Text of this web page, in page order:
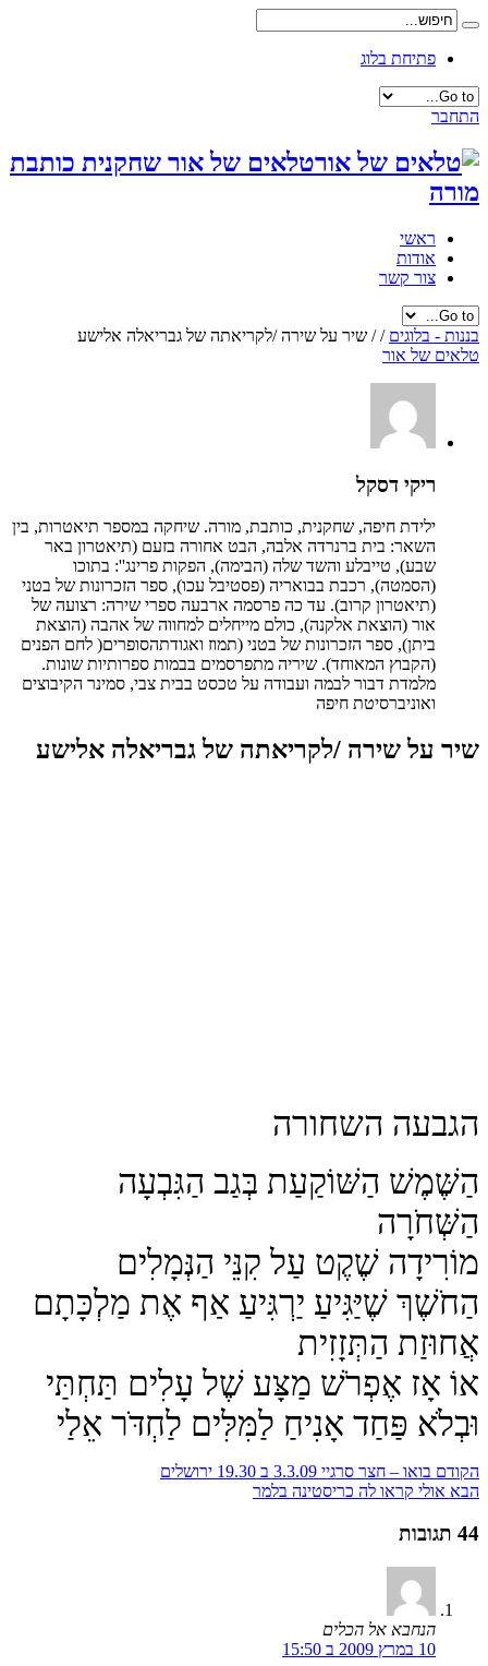
פתיחת בלוג
התחבר
טלאים של אור שחקנית כותבת
מורה
ראשי
אודות
צור קשר
בננות - בלוגים /
/ שיר על שירה /לקריאתה של גבריאלה אלישע
טלאים של אור
ריקי דסקל
ילידת חיפה, שחקנית, כותבת, מורה. שיחקה במספר תיאטרות, בין
השאר: בית ברנרדה אלבה, הבט אחורה בזעם (תיאטרון באר
שבע), טייבלע והשד שלה (הבימה), הפקות פרינג'': בתוכו
(הסמטה), רכבת בבואריה (פסטיבל עכו), ספר הזכרונות של בטני
(תיאטרון קרוב). עד כה פרסמה ארבעה ספרי שירה: רצועה של
אור (הוצאת אלקנה), כולם מייחלים למחווה של אהבה (הוצאת
ביתן), ספר הזכרונות של בטני (תמוז ואגודתהסופרים( לחם הפנים
(הקבוץ המאוחד). שיריה מתפרסמים בבמות ספרותיות שונות.
מלמדת דבור לבמה ועבודה על טכסט בבית צבי, סמינר הקיבוצים
ואוניברסיטת חיפה
שיר על שירה /לקריאתה של גבריאלה אלישע
הגבעה השחורה
הַשֶּׁמֶשׁ הַשּׁוֹקַעַת בְּגַב הַגִּבְעָה
הַשְּׁחֹרָה
מוֹרִידָה שֶׁקֶט עַל קִנֵּי הַנְּמָלִים
הַחֹשֶׁךְ שֶׁיַּגִּיעַ יַרְגִּיעַ אַף אֶת מַלְכָּתָם
אֲחוּזַת הַתְּזָזִית
אוֹ אָז אֶפְרֹשׁ מַצָּע שֶׁל עָלִים תַּחְתַּי
וּבְלֹא פַּחַד אָנִיחַ לַמִּלִּים לַחְדֹּר אֵלַי
הקודם בואו – חצר סרגיי 3.3.09 ב 19.30 ירושלים
הבא אולי קראו לה כריסטינה בלמר
44 תגובות
הנחבא אל הכלים
10 במרץ 2009 ב 15:50